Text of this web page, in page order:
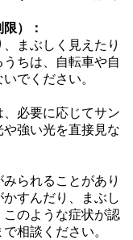
）：
まぶしく見えたり
ちは、自転車や自
でください。
必要に応じてサン
強い光を直接見な
られることがあり
すんだり、まぶし
このような症状が認
相談ください。